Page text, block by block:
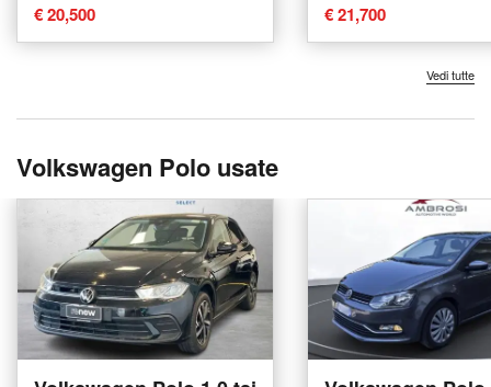
€ 20,500 € 21,700
Vedi tutte
Volkswagen Polo usate